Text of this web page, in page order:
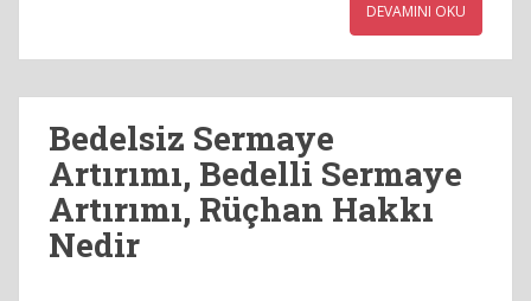
DEVAMINI OKU
Bedelsiz Sermaye
Artırımı, Bedelli Sermaye
Artırımı, Rüçhan Hakkı
Nedir